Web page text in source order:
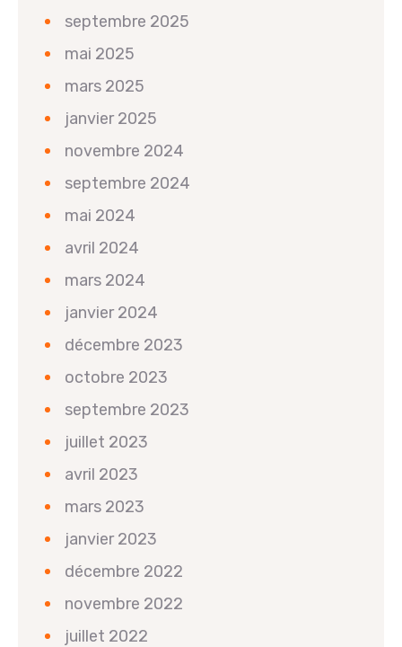
septembre 2025
mai 2025
mars 2025
janvier 2025
novembre 2024
septembre 2024
mai 2024
avril 2024
mars 2024
janvier 2024
décembre 2023
octobre 2023
septembre 2023
juillet 2023
avril 2023
mars 2023
janvier 2023
décembre 2022
novembre 2022
juillet 2022